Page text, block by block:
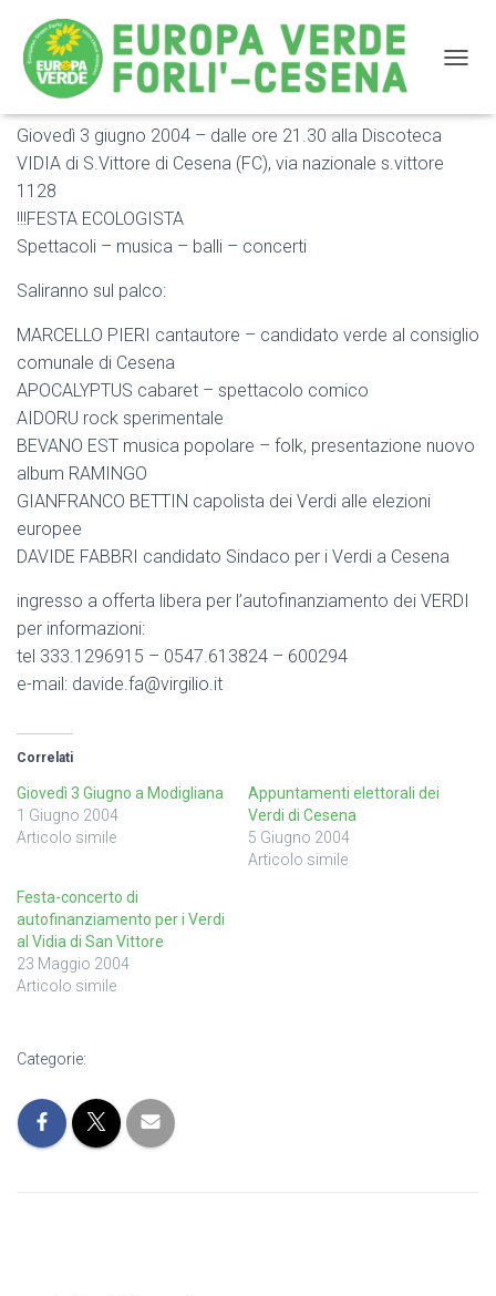
Festa ecologista – 3 Giugno 2004 al Vidia
Giovedì 3 giugno 2004 – dalle ore 21.30 alla Discoteca
VIDIA di S.Vittore di Cesena (FC), via nazionale s.vittore
1128
!!!FESTA ECOLOGISTA
Spettacoli – musica – balli – concerti
Saliranno sul palco:
MARCELLO PIERI cantautore – candidato verde al consiglio
comunale di Cesena
APOCALYPTUS cabaret – spettacolo comico
AIDORU rock sperimentale
BEVANO EST musica popolare – folk, presentazione nuovo
album RAMINGO
GIANFRANCO BETTIN capolista dei Verdi alle elezioni
europee
DAVIDE FABBRI candidato Sindaco per i Verdi a Cesena
ingresso a offerta libera per l’autofinanziamento dei VERDI
per informazioni:
tel 333.1296915 – 0547.613824 – 600294
e-mail: davide.fa@virgilio.it
Correlati
Giovedì 3 Giugno a Modigliana
1 Giugno 2004
Articolo simile
Appuntamenti elettorali dei
Verdi di Cesena
5 Giugno 2004
Articolo simile
Festa-concerto di
autofinanziamento per i Verdi
al Vidia di San Vittore
23 Maggio 2004
Articolo simile
Categorie: